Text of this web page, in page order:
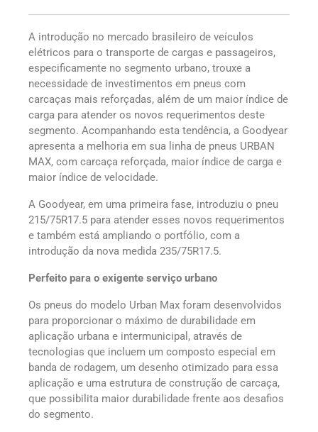
A introdução no mercado brasileiro de veículos
elétricos para o transporte de cargas e passageiros,
especificamente no segmento urbano, trouxe a
necessidade de investimentos em pneus com
carcaças mais reforçadas, além de um maior índice de
carga para atender os novos requerimentos deste
segmento. Acompanhando esta tendência, a Goodyear
apresenta a melhoria em sua linha de pneus URBAN
MAX, com carcaça reforçada, maior índice de carga e
maior índice de velocidade.
A Goodyear, em uma primeira fase, introduziu o pneu
215/75R17.5 para atender esses novos requerimentos
e também está ampliando o portfólio, com a
introdução da nova medida 235/75R17.5.
Perfeito para o exigente serviço urbano
Os pneus do modelo Urban Max foram desenvolvidos
para proporcionar o máximo de durabilidade em
aplicação urbana e intermunicipal, através de
tecnologias que incluem um composto especial em
banda de rodagem, um desenho otimizado para essa
aplicação e uma estrutura de construção de carcaça,
que possibilita maior durabilidade frente aos desafios
do segmento.